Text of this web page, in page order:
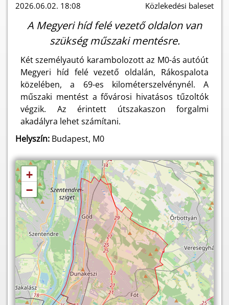
2026.06.02. 18:08 Közlekedési baleset
A Megyeri híd felé vezető oldalon van
szükség műszaki mentésre.
Két személyautó karambolozott az M0-ás autóút
Megyeri híd felé vezető oldalán, Rákospalota
közelében, a 69-es kilométerszelvénynél. A
műszaki mentést a fővárosi hivatásos tűzoltók
végzik. Az érintett útszakaszon forgalmi
akadályra lehet számítani.
Helyszín: Budapest, M0
+
−